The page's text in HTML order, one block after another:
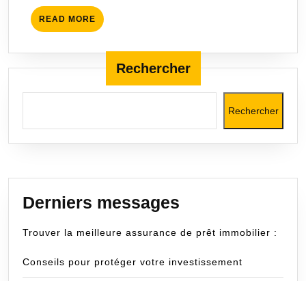
READ MORE READ
MORE
Rechercher
Rechercher
Derniers messages
Trouver la meilleure assurance de prêt immobilier :
Conseils pour protéger votre investissement